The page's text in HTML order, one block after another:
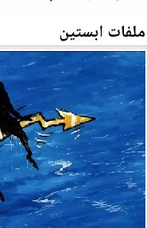
ملفات ابستين